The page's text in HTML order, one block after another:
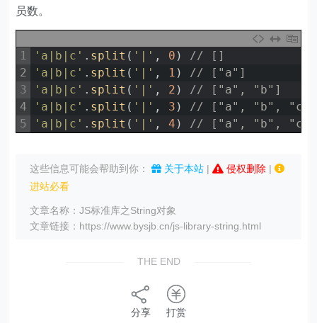
员数。
1
2
3
4
5
'a|b|c' . split ( '|' , 0 )
// []
'a|b|c' . split ( '|' , 1 )
// ["a"]
'a|b|c' . split ( '|' , 2 )
// ["a", "b"]
'a|b|c' . split ( '|' , 3 )
// ["a", "b", "c"]
'a|b|c' . split ( '|' , 4 ) // ["a", "b", "c"]
这些信息可能会帮助到你： 关于本站 | 侵权删除 |
进站必看
文章名称：JS标准库之String对象
文章链接：https://www.bysjb.cn/js-library-string.html
THE END
分享 打赏